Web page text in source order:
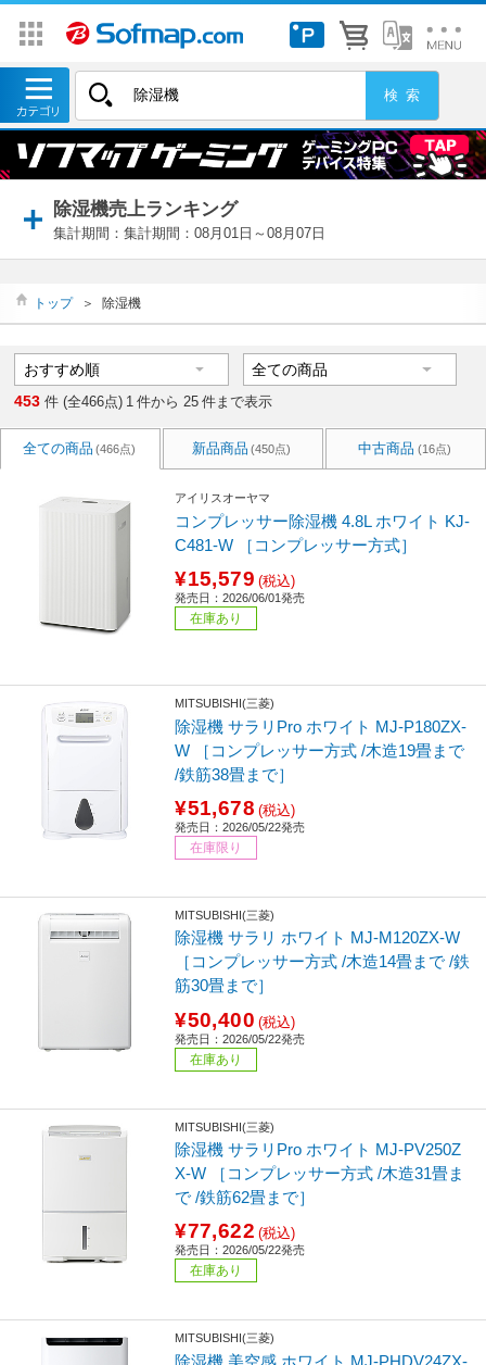
除湿機売上ランキング
集計期間：集計期間：08月01日～08月07日
トップ ＞ 除湿機
453 件 (全466点) 1 件から 25 件まで表示
全ての商品 (466点) 新品商品 (450点) 中古商品 (16点)
アイリスオーヤマ
コンプレッサー除湿機 4.8L ホワイト KJ-
C481-W ［コンプレッサー方式］
¥15,579 (税込)
発売日：2026/06/01発売
在庫あり
MITSUBISHI(三菱)
除湿機 サラリPro ホワイト MJ-P180ZX-
W ［コンプレッサー方式 /木造19畳まで
/鉄筋38畳まで］
¥51,678 (税込)
発売日：2026/05/22発売
在庫限り
MITSUBISHI(三菱)
除湿機 サラリ ホワイト MJ-M120ZX-W
［コンプレッサー方式 /木造14畳まで /鉄
筋30畳まで］
¥50,400 (税込)
発売日：2026/05/22発売
在庫あり
MITSUBISHI(三菱)
除湿機 サラリPro ホワイト MJ-PV250Z
X-W ［コンプレッサー方式 /木造31畳ま
で /鉄筋62畳まで］
¥77,622 (税込)
発売日：2026/05/22発売
在庫あり
MITSUBISHI(三菱)
除湿機 美空感 ホワイト MJ-PHDV24ZX-